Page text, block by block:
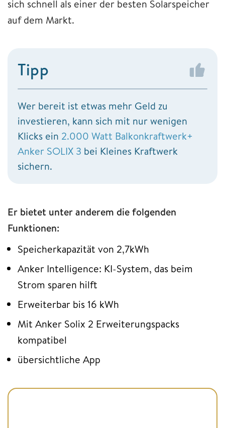
sich schnell als einer der besten Solarspeicher
auf dem Markt.
Tipp
Wer bereit ist etwas mehr Geld zu
investieren, kann sich mit nur wenigen
Klicks ein 2.000 Watt Balkonkraftwerk+
Anker SOLIX 3 bei Kleines Kraftwerk
sichern.
Er bietet unter anderem die folgenden
Funktionen:
Speicherkapazität von 2,7kWh
Anker Intelligence: KI-System, das beim
Strom sparen hilft
Erweiterbar bis 16 kWh
Mit Anker Solix 2 Erweiterungspacks
kompatibel
übersichtliche App